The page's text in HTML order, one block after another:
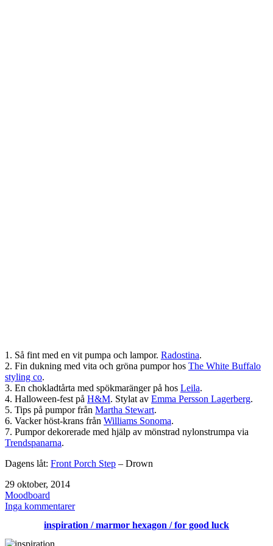
1. Så fint med en vit pumpa och lampor. Radostina.
2. Fin dukning med vita och gröna pumpor hos The White Buffalo
styling co.
3. En chokladtårta med spökmaränger på hos Leila.
4. Halloween-fest på H&M. Stylat av Emma Persson Lagerberg.
5. Tips på pumpor från Martha Stewart.
6. Vacker höst-krans från Williams Sonoma.
7. Pumpor dekorerade med hjälp av mönstrad nylonstrumpa via
Trendspanarna.
Dagens låt: Front Porch Step – Drown
Publicerat
den
29 oktober, 2014
Kategoriserat
som
Moodboard
Inga kommentarertill
Moodboard
inspiration / marmor hexagon / for good luck